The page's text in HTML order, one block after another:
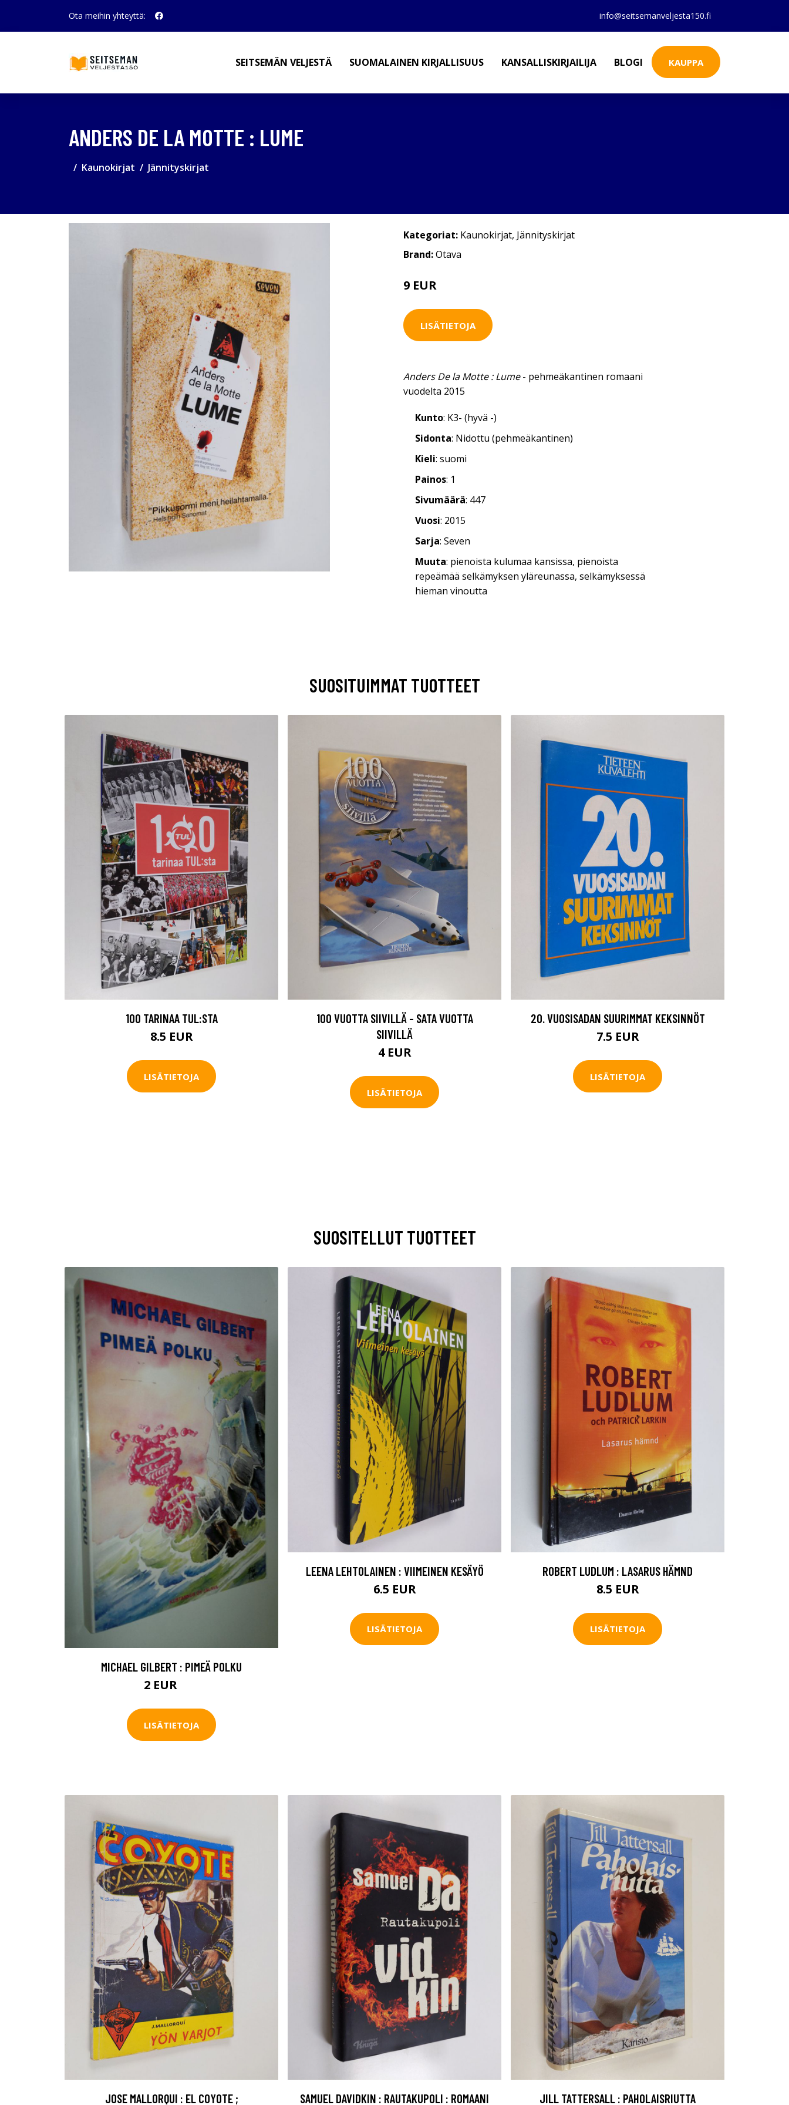
Ota meihin yhteyttä: info@seitsemanveljesta150.fi
SEITSEMÄN VELJESTÄ SUOMALAINEN KIRJALLISUUS KANSALLISKIRJAILIJA BLOGI KAUPPA
ANDERS DE LA MOTTE : LUME
Kaunokirjat Jännityskirjat
Kategoriat: Kaunokirjat, Jännityskirjat
Brand:Otava
9 EUR
LISÄTIETOJA
Anders De la Motte : Lume- pehmeäkantinen romaani
vuodelta 2015
Kunto: K3- (hyvä -)
Sidonta: Nidottu (pehmeäkantinen)
Kieli: suomi
Painos: 1
Sivumäärä: 447
Vuosi: 2015
Sarja: Seven
Muuta: pienoista kulumaa kansissa, pienoista
repeämää selkämyksen yläreunassa, selkämyksessä
hieman vinoutta
SUOSITUIMMAT TUOTTEET
100 TARINAA TUL:STA
8.5 EUR
LISÄTIETOJA
100 VUOTTA SIIVILLÄ - SATA VUOTTA
SIIVILLÄ
4 EUR
LISÄTIETOJA
20. VUOSISADAN SUURIMMAT KEKSINNÖT
7.5 EUR
LISÄTIETOJA
SUOSITELLUT TUOTTEET
MICHAEL GILBERT : PIMEÄ POLKU
2 EUR
LISÄTIETOJA
LEENA LEHTOLAINEN : VIIMEINEN KESÄYÖ
6.5 EUR
LISÄTIETOJA
ROBERT LUDLUM : LASARUS HÄMND
8.5 EUR
LISÄTIETOJA
JOSE MALLORQUI : EL COYOTE ; SAMUEL DAVIDKIN : RAUTAKUPOLI : ROMAANI JILL TATTERSALL : PAHOLAISRIUTTA